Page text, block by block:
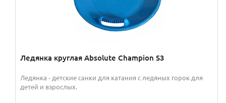
Ледянка круглая Absolute Champion S3
Ледянка - детские санки для катания с ледяных горок для
детей и взрослых.